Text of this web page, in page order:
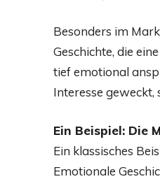
Besonders im
Geschichte, die
tief emotional
Interesse
Ein Beispiel: Die
Ein klassisches
Emotionale